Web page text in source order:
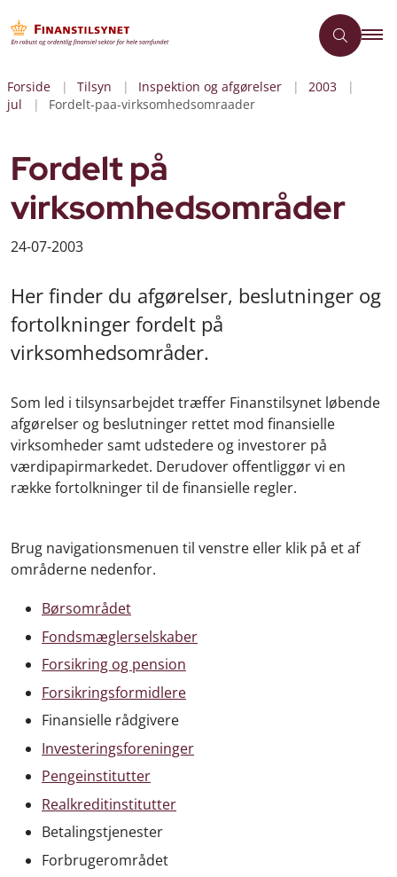
Forside Tilsyn Inspektion og afgørelser
2003
jul
Fordelt-paa-virksomhedsomraader
Fordelt på
virksomhedsområder
24-07-2003
Her finder du afgørelser, beslutninger og
fortolkninger fordelt på
virksomhedsområder.
Som led i tilsynsarbejdet træffer Finanstilsynet løbende
afgørelser og beslutninger rettet mod finansielle
virksomheder samt udstedere og investorer på
værdipapirmarkedet. Derudover offentliggør vi en
række fortolkninger til de finansielle regler.
Brug navigationsmenuen til venstre eller klik på et af
områderne nedenfor.
Børsområdet
Fondsmæglerselskaber
Forsikring og pension
Forsikringsformidlere
Finansielle rådgivere
Investeringsforeninger
Pengeinstitutter
Realkreditinstitutter
Betalingstjenester
Forbrugerområdet